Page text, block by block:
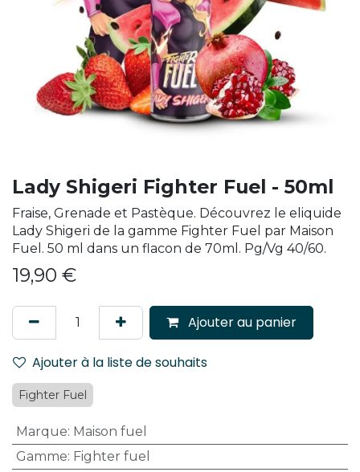
Lady Shigeri Fighter Fuel - 50ml
Fraise, Grenade et Pastèque. Découvrez le eliquide
Lady Shigeri de la gamme Fighter Fuel par Maison
Fuel. 50 ml dans un flacon de 70ml. Pg/Vg 40/60.
19,90 €
Ajouter au panier
Ajouter à la liste de souhaits
Fighter Fuel
Marque: Maison fuel
Gamme: Fighter fuel